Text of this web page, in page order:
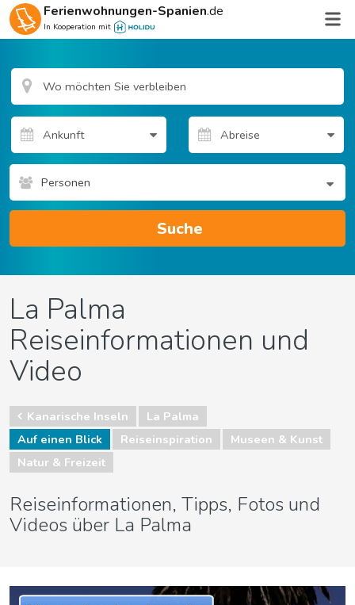
Ferienwohnungen-Spanien.de
In Kooperation mit
Personen
Suche
La Palma
Reiseinformationen und
Video
Kanarische Inseln
La Palma
Auf einen Blick
Reiseinspiration
Museen & Kunst
Natur & Freizeit
Reiseinformationen, Tipps, Fotos und
Videos über La Palma